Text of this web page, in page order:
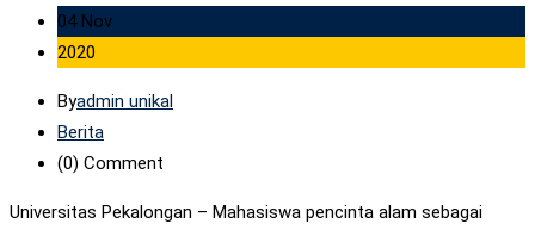
04 Nov
2020
Byadmin unikal
Berita
(0) Comment
Universitas Pekalongan – Mahasiswa pencinta alam sebagai